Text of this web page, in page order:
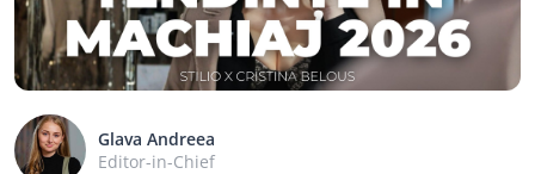
Glava Andreea
Editor-in-Chief